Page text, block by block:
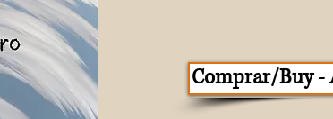
Comprar/Buy -